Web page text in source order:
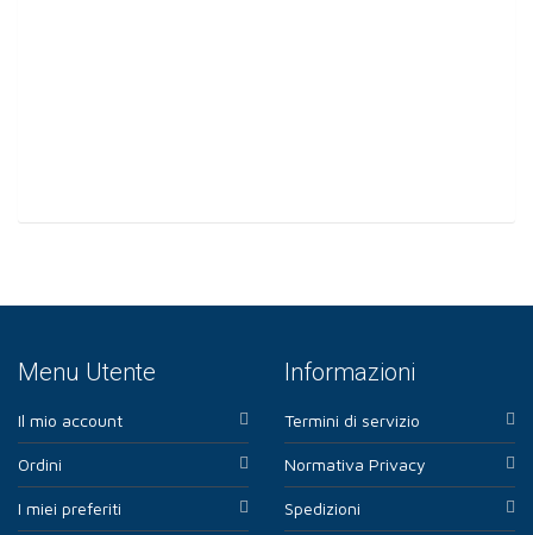
Menu Utente
Il mio account
Ordini
I miei preferiti
Informazioni
Termini di servizio
Normativa Privacy
Spedizioni